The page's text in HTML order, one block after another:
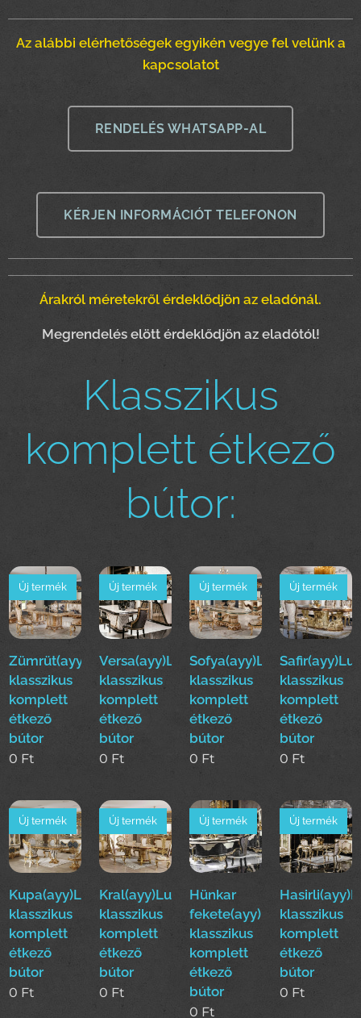
Az alábbi elérhetőségek egyikén vegye fel velünk a
kapcsolatot
RENDELÉS WHATSAPP-AL
KÉRJEN INFORMÁCIÓT TELEFONON
Árakról méretekről érdeklődjön az eladónál.
Megrendelés elött érdeklődjön az eladótól!
Klasszikus
komplett étkező
bútor:
Zümrüt(ayy)Luxus
klasszikus
komplett
étkező
bútor
Új termék
0 Ft
Versa(ayy)Luxus
klasszikus
komplett
étkező
bútor
Új termék
0 Ft
Sofya(ayy)Luxus
klasszikus
komplett
étkező
bútor
Új termék
0 Ft
klasszikus
komplett
étkező
bútor
Új termék
0 Ft
Kupa(ayy)Luxus
klasszikus
komplett
étkező
bútor
Új termék
0 Ft
Kral(ayy)Luxus
klasszikus
komplett
étkező
bútor
Új termék
0 Ft
Hünkar
fekete(ayy)Luxus
klasszikus
komplett
étkező
bútor
Új termék
0 Ft
klasszikus
komplett
étkező
bútor
Új termék
0 Ft